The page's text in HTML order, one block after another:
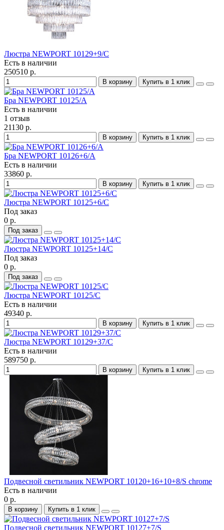
Люстра NEWPORT 10129+9/C
Есть в наличии
250510 р.
В корзину Купить в 1 клик
Бра NEWPORT 10125/A
Есть в наличии
1 отзыв
21130 р.
В корзину Купить в 1 клик
Бра NEWPORT 10126+6/A
Есть в наличии
33860 р.
В корзину Купить в 1 клик
Люстра NEWPORT 10125+6/C
Под заказ
0 р.
Под заказ
Люстра NEWPORT 10125+14/C
Под заказ
0 р.
Под заказ
Люстра NEWPORT 10125/C
Есть в наличии
49340 р.
В корзину Купить в 1 клик
Люстра NEWPORT 10129+37/C
Есть в наличии
589750 р.
В корзину Купить в 1 клик
Подвесной светильник NEWPORT 10120+16+10+8/S chrome
Есть в наличии
0 р.
В корзину Купить в 1 клик
Подвесной светильник NEWPORT 10127+7/S